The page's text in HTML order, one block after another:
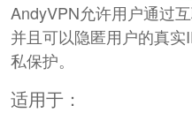
AndyVPN允许用户通过
并且可以隐匿用户的真
私保护。
适用于：